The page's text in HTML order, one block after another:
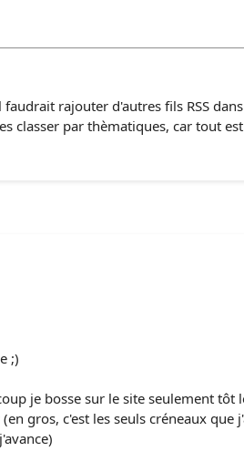
faudrait rajouter d'autres fils RSS
classer par thèmatiques, car tout est
;)
je bosse sur le site seulement tôt
gros, c'est les seuls créneaux que